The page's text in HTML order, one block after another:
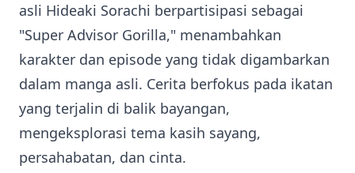
asli Hideaki Sorachi berpartisipasi sebagai
"Super Advisor Gorilla," menambahkan
karakter dan episode yang tidak digambarkan
dalam manga asli. Cerita berfokus pada ikatan
yang terjalin di balik bayangan,
mengeksplorasi tema kasih sayang,
persahabatan, dan cinta.